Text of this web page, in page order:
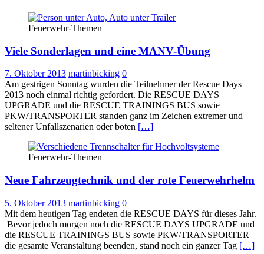
Feuerwehr-Themen
Viele Sonderlagen und eine MANV-Übung
7. Oktober 2013 martinbicking 0
Am gestrigen Sonntag wurden die Teilnehmer der Rescue Days
2013 noch einmal richtig gefordert. Die RESCUE DAYS
UPGRADE und die RESCUE TRAININGS BUS sowie
PKW/TRANSPORTER standen ganz im Zeichen extremer und
seltener Unfallszenarien oder boten […]
Feuerwehr-Themen
Neue Fahrzeugtechnik und der rote Feuerwehrhelm
5. Oktober 2013 martinbicking 0
Mit dem heutigen Tag endeten die RESCUE DAYS für dieses Jahr.
Bevor jedoch morgen noch die RESCUE DAYS UPGRADE und
die RESCUE TRAININGS BUS sowie PKW/TRANSPORTER
die gesamte Veranstaltung beenden, stand noch ein ganzer Tag […]